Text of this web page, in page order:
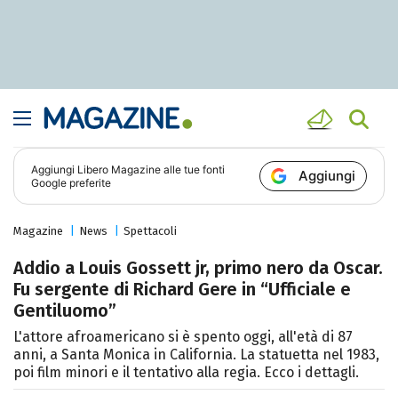
Aggiungi Libero Magazine alle tue fonti
Google preferite
Aggiungi
Magazine News Spettacoli
Addio a Louis Gossett jr, primo nero da Oscar.
Fu sergente di Richard Gere in “Ufficiale e
Gentiluomo”
L'attore afroamericano si è spento oggi, all'età di 87
anni, a Santa Monica in California. La statuetta nel 1983,
poi film minori e il tentativo alla regia. Ecco i dettagli.